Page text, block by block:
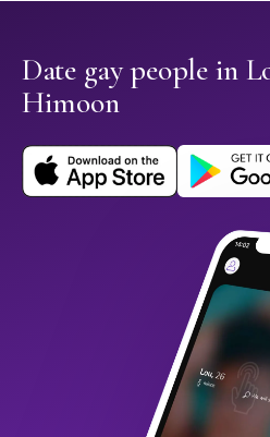
Date gay people in
Himoon